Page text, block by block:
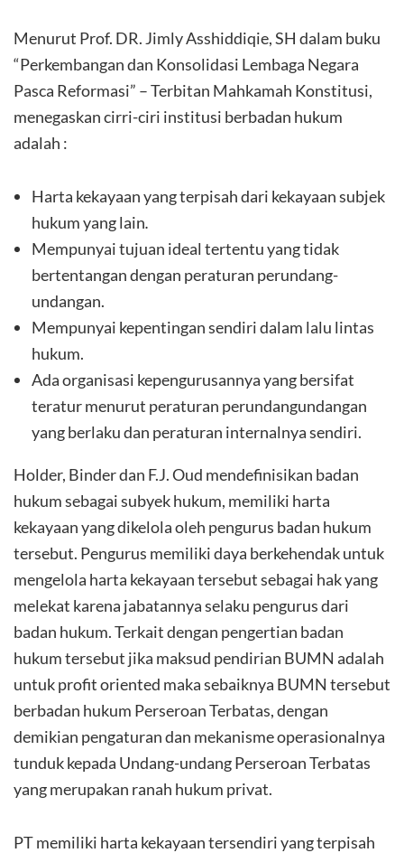
Menurut Prof. DR. Jimly Asshiddiqie, SH dalam buku
“Perkembangan dan Konsolidasi Lembaga Negara
Pasca Reformasi” – Terbitan Mahkamah Konstitusi,
menegaskan cirri-ciri institusi berbadan hukum
adalah :
Harta kekayaan yang terpisah dari kekayaan subjek
hukum yang lain.
Mempunyai tujuan ideal tertentu yang tidak
bertentangan dengan peraturan perundang-
undangan.
Mempunyai kepentingan sendiri dalam lalu lintas
hukum.
Ada organisasi kepengurusannya yang bersifat
teratur menurut peraturan perundangundangan
yang berlaku dan peraturan internalnya sendiri.
Holder, Binder dan F.J. Oud mendefinisikan badan
hukum sebagai subyek hukum, memiliki harta
kekayaan yang dikelola oleh pengurus badan hukum
tersebut. Pengurus memiliki daya berkehendak untuk
mengelola harta kekayaan tersebut sebagai hak yang
melekat karena jabatannya selaku pengurus dari
badan hukum. Terkait dengan pengertian badan
hukum tersebut jika maksud pendirian BUMN adalah
untuk profit oriented maka sebaiknya BUMN tersebut
berbadan hukum Perseroan Terbatas, dengan
demikian pengaturan dan mekanisme operasionalnya
tunduk kepada Undang-undang Perseroan Terbatas
yang merupakan ranah hukum privat.
PT memiliki harta kekayaan tersendiri yang terpisah